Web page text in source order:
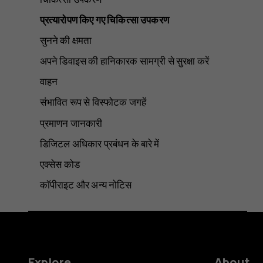
प्रत्यारोपण किए गए चिकित्सा उपकरण
सुनने की क्षमता
अपने डिवाइस की हानिकारक सामग्री से सुरक्षा करें
वाहन
संभावित रूप से विस्फोटक जगहें
प्रमाणन जानकारी
डिजिटल अधिकार प्रबंधन के बारे में
एक्सेस कोड
कॉपीराइट और अन्य नोटिस